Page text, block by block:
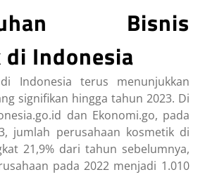
Bisnis
Indonesia
Indonesia terus menunjukkan
signifikan hingga tahun 2023. Di
dan Ekonomi.go, pada
jumlah perusahaan kosmetik di
21,9% dari tahun sebelumnya,
pada 2022 menjadi 1.010